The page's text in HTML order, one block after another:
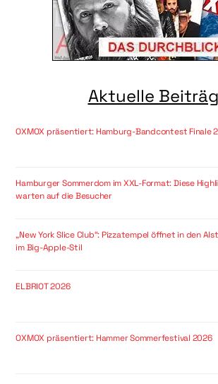
Aktuelle
OXMOX präsentiert: Hamburg-Bandcontest Finale
Hamburger Sommerdom im XXL-Format: Diese
warten auf die Besucher
„New York Slice Club“: Pizzatempel öffnet in den
im Big-Apple-Stil
ELBRIOT 2026
OXMOX präsentiert: Hammer Sommerfestival 2026